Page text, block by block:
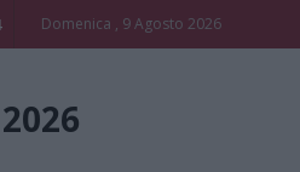
Domenica , 9 Agosto 2026